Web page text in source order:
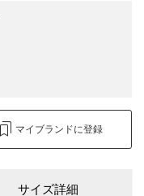
マイブランドに登録
サイズ詳細